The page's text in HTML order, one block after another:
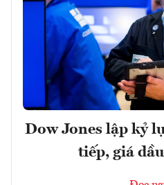
Dow Jones lập kỷ
tiếp, giá